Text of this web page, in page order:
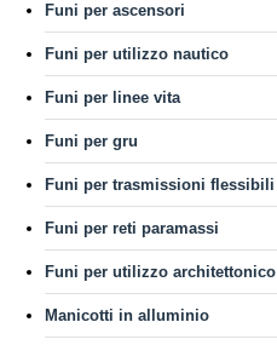
Funi per ascensori
Funi per utilizzo nautico
Funi per linee vita
Funi per gru
Funi per trasmissioni flessibili
Funi per reti paramassi
Funi per utilizzo architettonico
Manicotti in alluminio